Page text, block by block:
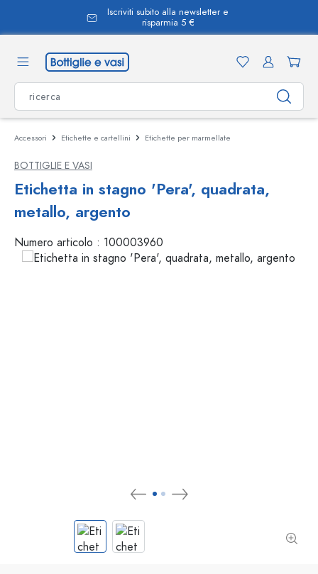
Iscriviti subito alla newsletter e
risparmia 5 €
Accessori Etichette e cartellini Etichette per marmellate
BOTTIGLIE E VASI
Etichetta in stagno 'Pera', quadrata,
metallo, argento
Numero articolo : 100003960